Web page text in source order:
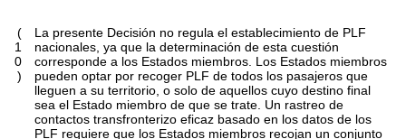
(
1
0
)
La presente Decisión no regula el establecimiento de PLF
nacionales, ya que la determinación de esta cuestión
corresponde a los Estados miembros. Los Estados miembros
pueden optar por recoger PLF de todos los pasajeros que
lleguen a su territorio, o solo de aquellos cuyo destino final
sea el Estado miembro de que se trate. Un rastreo de
contactos transfronterizo eficaz basado en los datos de los
PLF requiere que los Estados miembros recojan un conjunto